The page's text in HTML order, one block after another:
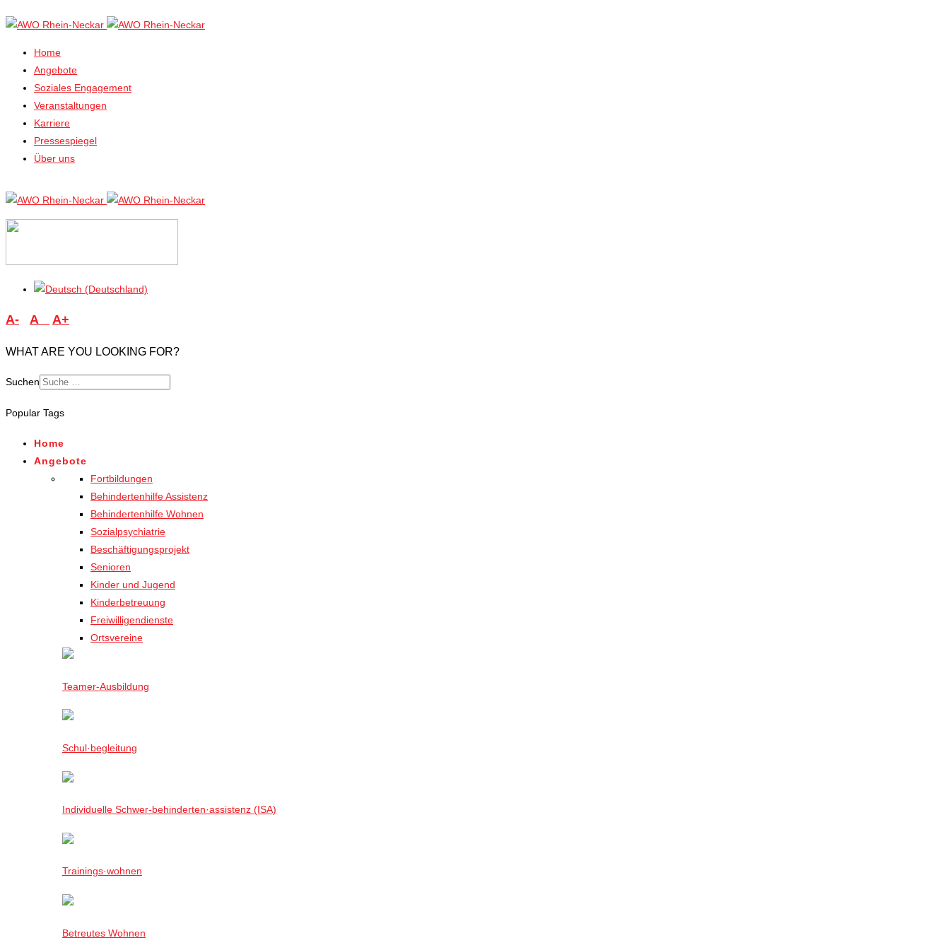
Home
Angebote
Soziales Engagement
Veranstaltungen
Karriere
Pressespiegel
Über uns
A- A A+
WHAT ARE YOU LOOKING FOR?
Suchen
Popular Tags
Home
Angebote
Fortbildungen
Behindertenhilfe Assistenz
Behindertenhilfe Wohnen
Sozialpsychiatrie
Beschäftigungsprojekt
Senioren
Kinder und Jugend
Kinderbetreuung
Freiwilligendienste
Ortsvereine
Teamer-Ausbildung
Schul·begleitung
Individuelle Schwer-behinderten·assistenz (ISA)
Trainings·wohnen
Betreutes Wohnen